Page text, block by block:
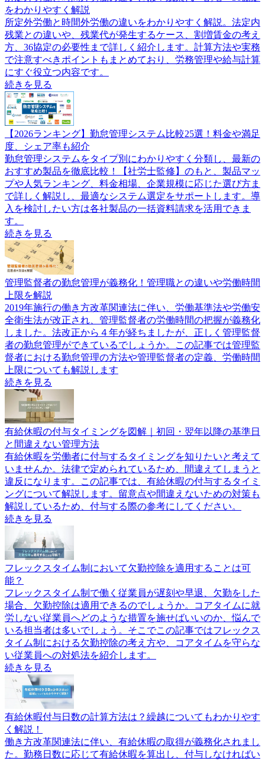
をわかりやすく解説
所定外労働と時間外労働の違いをわかりやすく解説。法定内
残業との違いや、残業代が発生するケース、割増賃金の考え
方、36協定の必要性まで詳しく紹介します。計算方法や実務
で注意すべきポイントもまとめており、労務管理や給与計算
にすぐ役立つ内容です。
続きを見る
【2026ランキング】勤怠管理システム比較25選！料金や満足
度、シェア率も紹介
勤怠管理システムをタイプ別にわかりやすく分類し、最新の
おすすめ製品を徹底比較！【社労士監修】のもと、製品マッ
プや人気ランキング、料金相場、企業規模に応じた選び方ま
で詳しく解説し、最適なシステム選定をサポートします。導
入を検討したい方は各社製品の一括資料請求を活用できま
す。
続きを見る
管理監督者の勤怠管理が義務化！管理職との違いや労働時間
上限を解説
2019年施行の働き方改革関連法に伴い、労働基準法や労働安
全衛生法が改正され、管理監督者の労働時間の把握が義務化
しました。法改正から４年が経ちましたが、正しく管理監督
者の勤怠管理ができているでしょうか。この記事では管理監
督者における勤怠管理の方法や管理監督者の定義、労働時間
上限についても解説します
続きを見る
有給休暇の付与タイミングを図解｜初回・翌年以降の基準日
と間違えない管理方法
有給休暇を労働者に付与するタイミングを知りたいと考えて
いませんか。法律で定められているため、間違えてしまうと
違反になります。この記事では、有給休暇の付与するタイミ
ングについて解説します。留意点や間違えないための対策も
解説しているため、付与する際の参考にしてください。
続きを見る
フレックスタイム制において欠勤控除を適用することは可
能？
フレックスタイム制で働く従業員が遅刻や早退、欠勤をした
場合、欠勤控除は適用できるのでしょうか。コアタイムに就
労しない従業員へどのような措置を施せばいいのか、悩んで
いる担当者は多いでしょう。そこでこの記事ではフレックス
タイム制における欠勤控除の考え方や、コアタイムを守らな
い従業員への対処法を紹介します。
続きを見る
有給休暇付与日数の計算方法は？繰越についてもわかりやす
く解説！
働き方改革関連法に伴い、有給休暇の取得が義務化されまし
た。勤務日数に応じて有給休暇を算出し、付与しなければい